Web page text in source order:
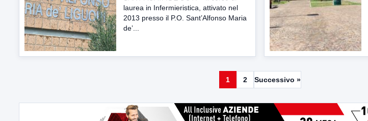
laurea in Infermieristica, attivato nel
2013 presso il P.O. Sant’Alfonso Maria
de’...
1 2 Successivo »